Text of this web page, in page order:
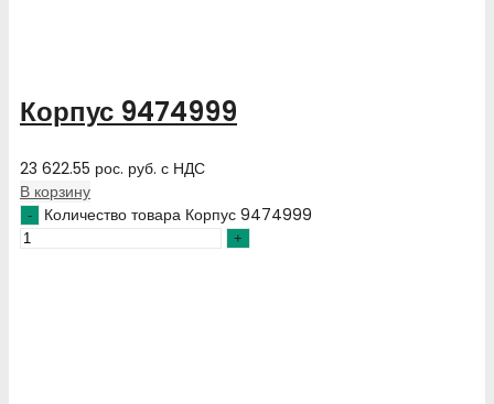
Корпус 9474999
23 622.55 рос. руб. с НДС
В корзину
Количество товара Корпус 9474999